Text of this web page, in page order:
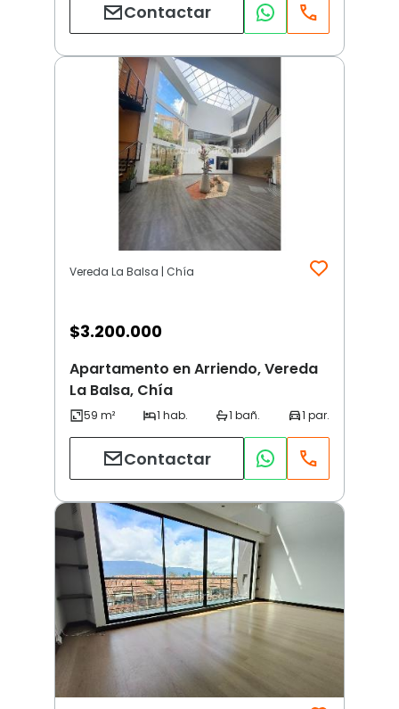
Contactar
Vereda La Balsa | Chía
$3.200.000
Apartamento en Arriendo, Vereda
La Balsa, Chía
Contactar